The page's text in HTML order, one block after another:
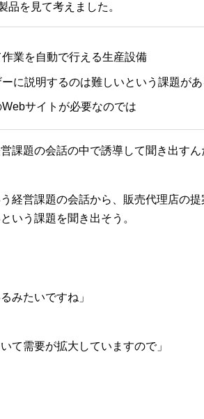
を見て考えました。
業を自動で行える生産設備
に説明するのは難しいという課題が
サイトが必要なのでは
課題の会話の中で誘導して聞き出す
経営課題の会話から、販売代理店の
いう課題を聞き出そう。
みたいですね」
て需要が拡大していますので」